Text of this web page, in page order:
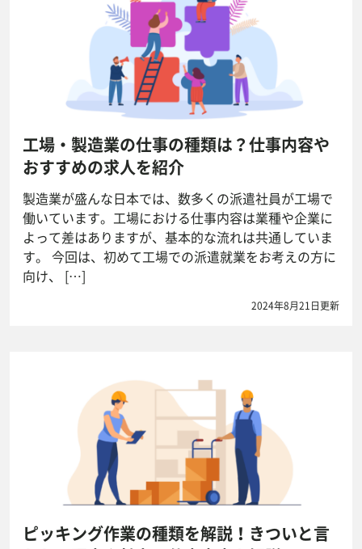
工場・製造業の仕事の種類は？仕事内容や
おすすめの求人を紹介
製造業が盛んな日本では、数多くの派遣社員が工場で
働いています。工場における仕事内容は業種や企業に
よって差はありますが、基本的な流れは共通していま
す。 今回は、初めて工場での派遣就業をお考えの方に
向け、 […]
2024年8月21日更新
ピッキング作業の種類を解説！きついと言